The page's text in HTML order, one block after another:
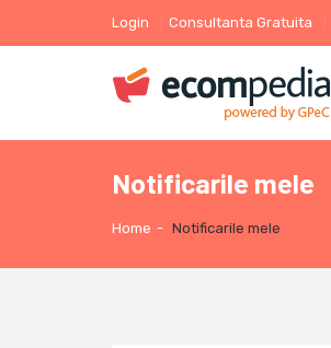
Login Consultanta Gratuita
Notificarile mele
Home - Notificarile mele